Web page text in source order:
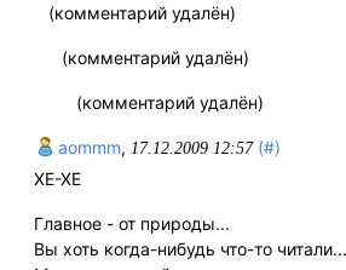
(комментарий удалён)
(комментарий удалён)
(комментарий удалён)
aommm, 17.12.2009 12:57 (#)
ХЕ-ХЕ
Главное - от природы...
Вы хоть когда-нибудь что-то читали...